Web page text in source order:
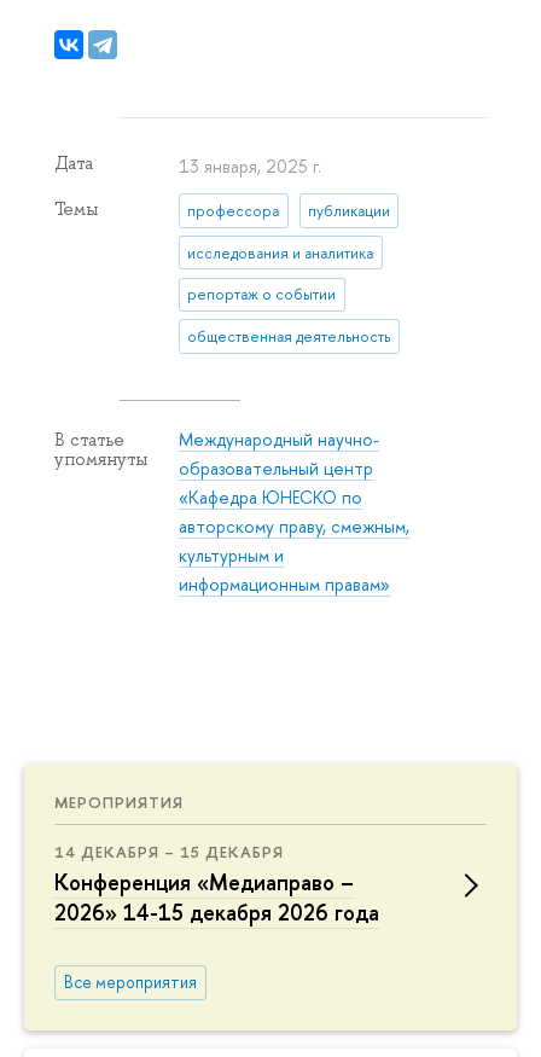
МЕРОПРИЯТИЯ
14 ДЕКАБРЯ – 15 ДЕКАБРЯ
Конференция «Медиаправо –
2026» 14-15 декабря 2026 года
Все мероприятия
Дата 13 января, 2025 г.
Темы профессора публикации
исследования и аналитика
репортаж о событии
общественная деятельность
В статье
упомянуты
Международный научно-
образовательный центр
«Кафедра ЮНЕСКО по
авторскому праву, смежным,
культурным и
информационным правам»